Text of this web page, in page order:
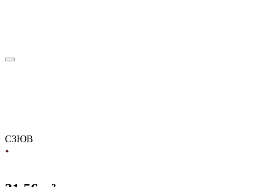
СЗЮВ